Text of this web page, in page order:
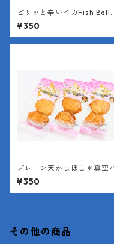
ピリッと辛いイカFish Ball
真空パッケージ（１袋6個入
＊１個約25g）
¥350
プレーン天かまぼこ＊真空
ッケージ（１袋２枚入り＊１
枚約40g）
¥350
その他の商品